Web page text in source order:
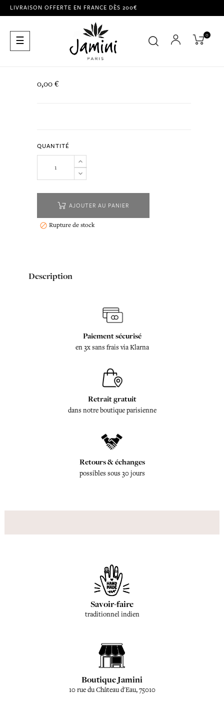
LIVRAISON OFFERTE EN FRANCE DÈS 200€
Basculer
la
☰ 0
0,00 €
QUANTITÉ
AJOUTER AU PANIER
 Rupture de stock
Description
Paiement sécurisé
en 3x sans frais via Klarna
Retrait gratuit
dans notre boutique parisienne
Retours & échanges
possibles sous 30 jours
Savoir-faire
traditionnel indien
Boutique Jamini
10 rue du Château d'Eau, 75010